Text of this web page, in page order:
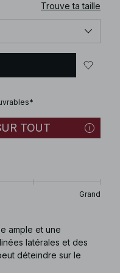
Trouve ta taille
TOUT
Grand
ample et une
latérales et des
déteindre sur le
le contact avec les